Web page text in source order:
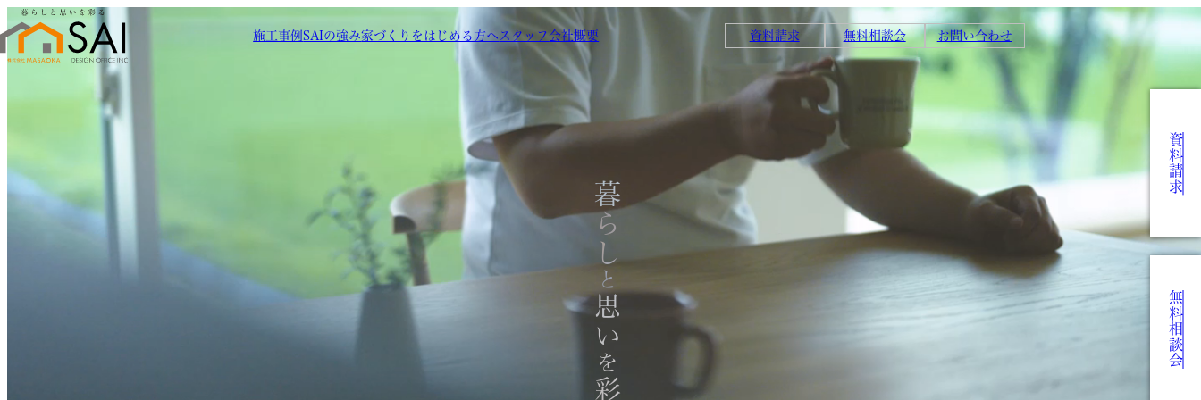
施工事例SAIの強み家づくりをはじめる方へ スタッフ会社概要 資料請求 無料相談会 お問い合わせ
暮らし
と
思い
を
資料請求
無料相談会